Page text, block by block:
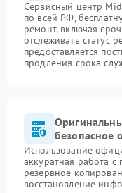
Сервисный центр
по всей РФ,
ремонт, включая
отслеживать статус
предоставляется
продления срока
безопасное
Использование
аккуратная работа
резервное
восстановление